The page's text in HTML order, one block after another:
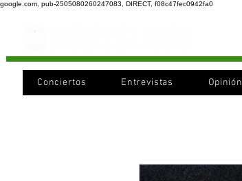
google.com, pub-2505080260247083, DIRECT, f08c47fec0942fa0
Conciertos Entrevistas Opinión